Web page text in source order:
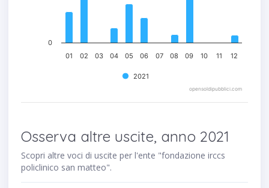
2021
01 08
02 03 04 05 06 07 09 10 11 12
0
opensoldipubblici.com
Osserva altre uscite, anno 2021
Scopri altre voci di uscite per l'ente "fondazione irccs
policlinico san matteo".